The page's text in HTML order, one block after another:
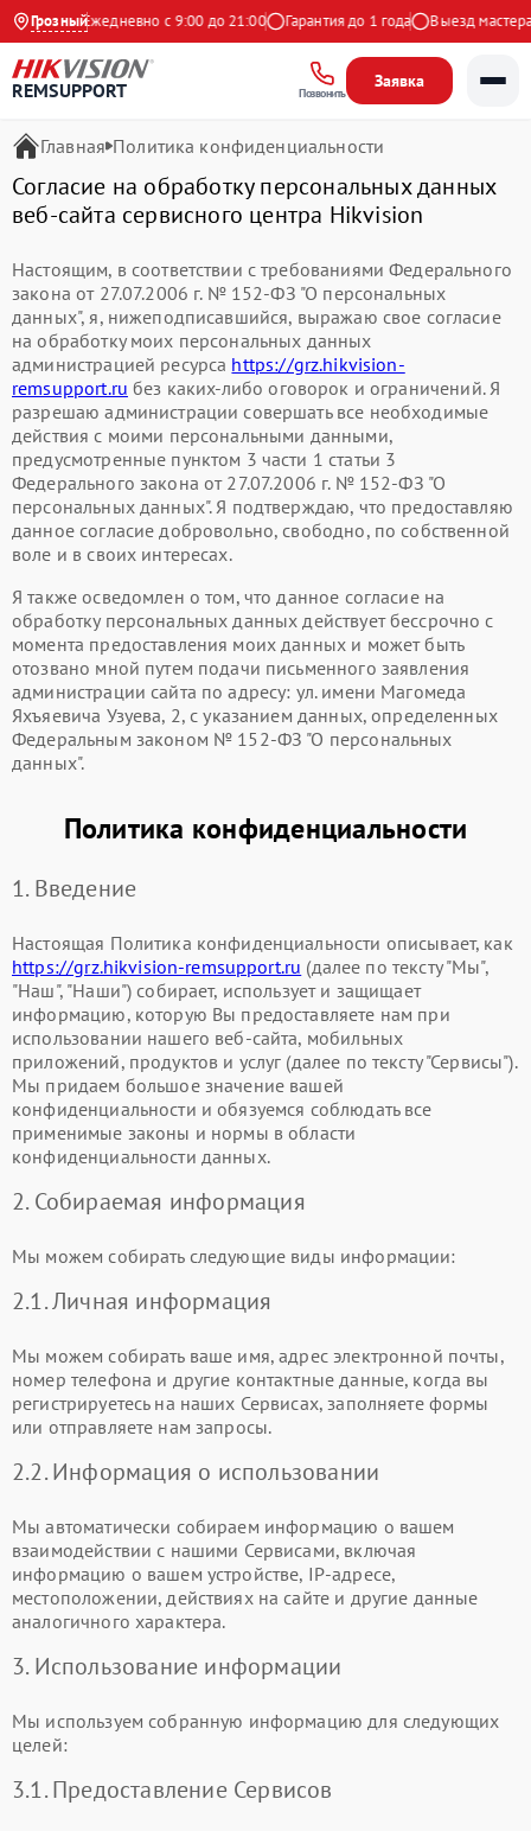
Грозный
Яндекс Ежедневно с 9:00 до 21:00 Гарантия до 1 года Выезд мастера
REMSUPPORT Позвонить
Заявка
Главная Политика конфиденциальности
Согласие на обработку персональных данных
веб-сайта сервисного центра Hikvision
Настоящим, в соответствии с требованиями Федерального
закона от 27.07.2006 г. № 152-ФЗ "О персональных
данных", я, нижеподписавшийся, выражаю свое согласие
на обработку моих персональных данных
администрацией ресурса https://grz.hikvision-
remsupport.ru без каких-либо оговорок и ограничений. Я
разрешаю администрации совершать все необходимые
действия с моими персональными данными,
предусмотренные пунктом 3 части 1 статьи 3
Федерального закона от 27.07.2006 г. № 152-ФЗ "О
персональных данных". Я подтверждаю, что предоставляю
данное согласие добровольно, свободно, по собственной
воле и в своих интересах.
Я также осведомлен о том, что данное согласие на
обработку персональных данных действует бессрочно с
момента предоставления моих данных и может быть
отозвано мной путем подачи письменного заявления
администрации сайта по адресу: ул. имени Магомеда
Яхъяевича Узуева, 2, с указанием данных, определенных
Федеральным законом № 152-ФЗ "О персональных
данных".
Политика конфиденциальности
1. Введение
Настоящая Политика конфиденциальности описывает, как
https://grz.hikvision-remsupport.ru (далее по тексту "Мы",
"Наш", "Наши") собирает, использует и защищает
информацию, которую Вы предоставляете нам при
использовании нашего веб-сайта, мобильных
приложений, продуктов и услуг (далее по тексту "Сервисы").
Мы придаем большое значение вашей
конфиденциальности и обязуемся соблюдать все
применимые законы и нормы в области
конфиденциальности данных.
2. Собираемая информация
Мы можем собирать следующие виды информации:
2.1. Личная информация
Мы можем собирать ваше имя, адрес электронной почты,
номер телефона и другие контактные данные, когда вы
регистрируетесь на наших Сервисах, заполняете формы
или отправляете нам запросы.
2.2. Информация о использовании
Мы автоматически собираем информацию о вашем
взаимодействии с нашими Сервисами, включая
информацию о вашем устройстве, IP-адресе,
местоположении, действиях на сайте и другие данные
аналогичного характера.
3. Использование информации
Мы используем собранную информацию для следующих
целей:
3.1. Предоставление Сервисов